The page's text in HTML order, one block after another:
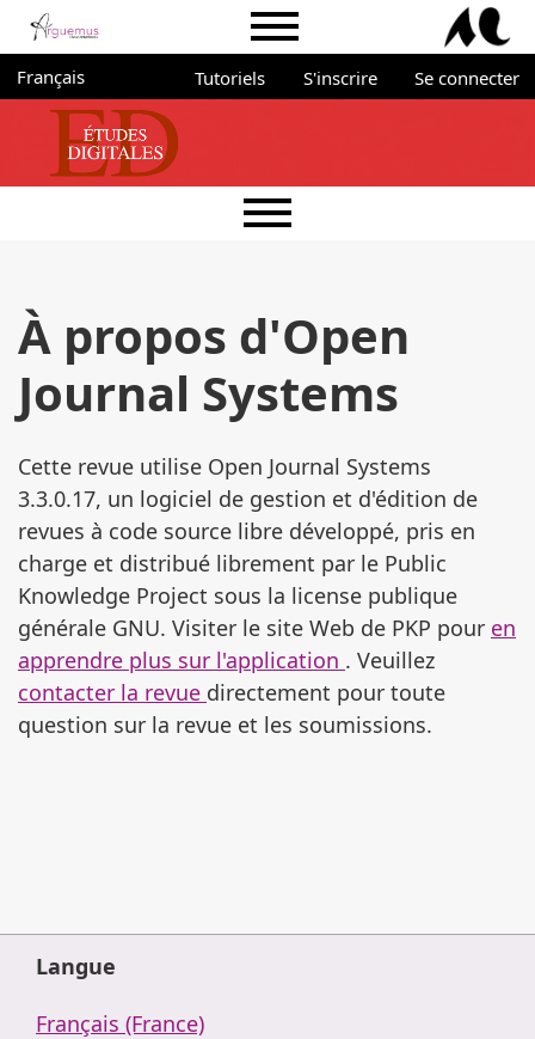
Aller directement au menu principal
Aller directement au contenu principal
Aller au pied de page
Menu du portail Arguemus
Changer de langue. La langue actuelle est :
Français
Administration
Tutoriels S'inscrire Se connecter
Menu principal
À propos d'Open
Journal Systems
Cette revue utilise Open Journal Systems
3.3.0.17, un logiciel de gestion et d'édition de
revues à code source libre développé, pris en
charge et distribué librement par le Public
Knowledge Project sous la license publique
générale GNU. Visiter le site Web de PKP pour en
apprendre plus sur l'application . Veuillez
contacter la revue directement pour toute
question sur la revue et les soumissions.
Langue
Français (France)